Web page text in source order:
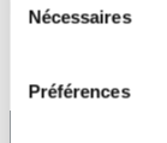
Nécessaires
Préférences